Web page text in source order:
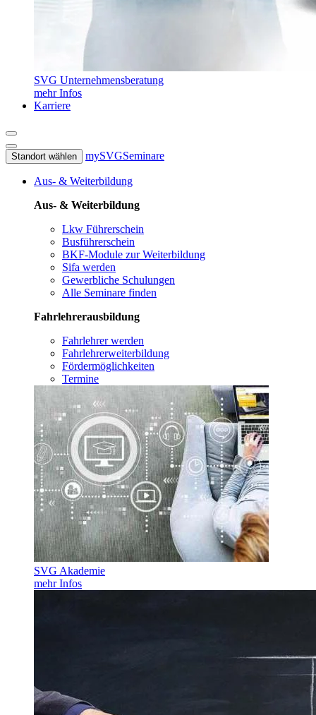
SVG Unternehmensberatung
mehr Infos
Karriere
Standort wählen mySVGSeminare
Aus- & Weiterbildung
Aus- & Weiterbildung
Lkw Führerschein
Busführerschein
BKF-Module zur Weiterbildung
Sifa werden
Gewerbliche Schulungen
Alle Seminare finden
Fahrlehrerausbildung
Fahrlehrer werden
Fahrlehrerweiterbildung
Fördermöglichkeiten
Termine
SVG Akademie
mehr Infos